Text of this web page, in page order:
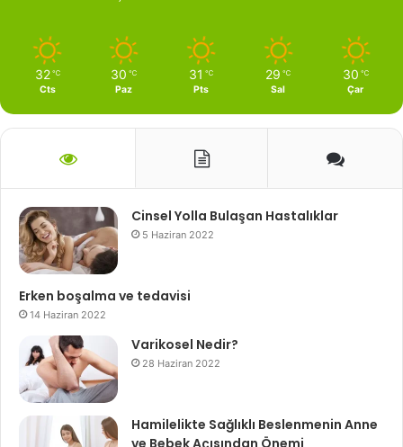
32 ℃
Cts
30 ℃
Paz
31 ℃
Pts
29 ℃
Sal
30 ℃
Çar
Cinsel Yolla Bulaşan Hastalıklar
5 Haziran 2022
Erken boşalma ve tedavisi
14 Haziran 2022
Varikosel Nedir?
28 Haziran 2022
Hamilelikte Sağlıklı Beslenmenin Anne
ve Bebek Açısından Önemi